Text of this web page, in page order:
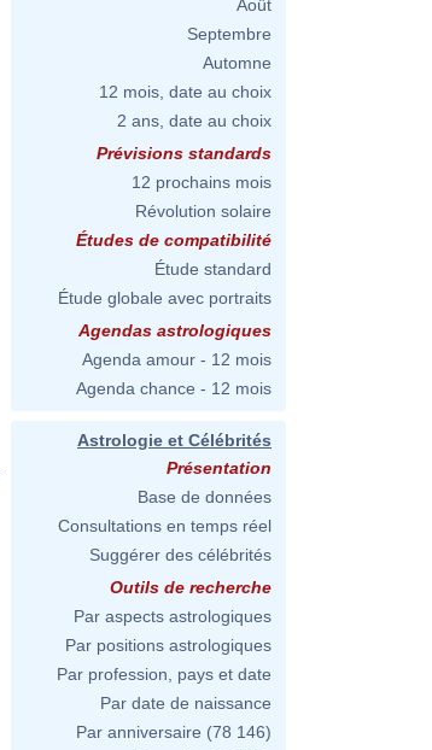
Août
Septembre
Automne
12 mois, date au choix
2 ans, date au choix
Prévisions standards
12 prochains mois
Révolution solaire
Études de compatibilité
Étude standard
Étude globale avec portraits
Agendas astrologiques
Agenda amour - 12 mois
Agenda chance - 12 mois
Astrologie et Célébrités
Présentation
Base de données
Consultations en temps réel
Suggérer des célébrités
Outils de recherche
Par aspects astrologiques
Par positions astrologiques
Par profession, pays et date
Par date de naissance
Par anniversaire (78 146)